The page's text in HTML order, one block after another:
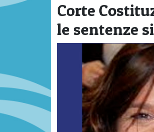
Corte
le sentenze